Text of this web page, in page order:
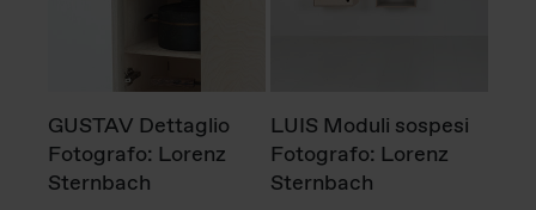
GUSTAV Dettaglio
Fotografo: Lorenz
Sternbach
LUIS Moduli sospesi
Fotografo: Lorenz
Sternbach